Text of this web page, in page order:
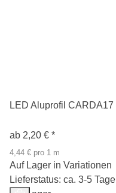
LED Aluprofil CARDA17
ab 2,20 € *
4,44 € pro 1 m
Auf Lager in Variationen
Lieferstatus: ca. 3-5 Tage